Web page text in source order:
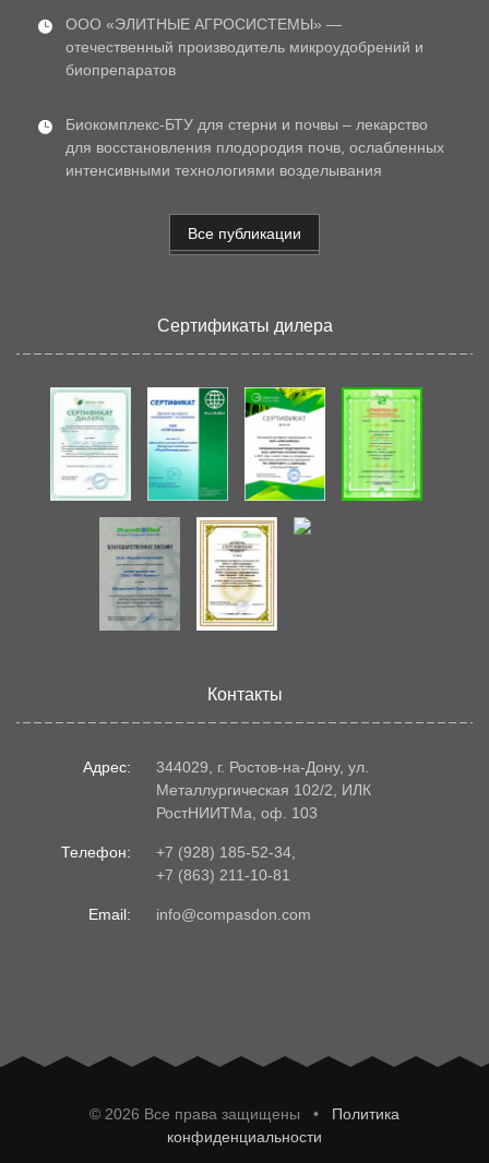
ООО «ЭЛИТНЫЕ АГРОСИСТЕМЫ» —
отечественный производитель микроудобрений и
биопрепаратов
Биокомплекс-БТУ для стерни и почвы – лекарство
для восстановления плодородия почв, ослабленных
интенсивными технологиями возделывания
Все публикации
Сертификаты дилера
Контакты
Адрес:
344029, г. Ростов-на-Дону, ул.
Металлургическая 102/2, ИЛК
РостНИИТМа, оф. 103
Телефон: +7 (928) 185-52-34,
+7 (863) 211-10-81
Email: info@compasdon.com
© 2026 Все права защищены • Политика
конфиденциальности